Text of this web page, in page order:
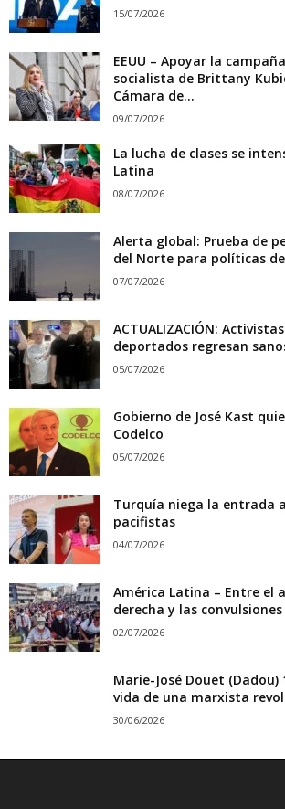
15/07/2026
EEUU – Apoyar la
socialista de Brittany
Cámara de...
09/07/2026
La lucha de clases se
Latina
08/07/2026
Alerta global: Prueba de
del Norte para políticas
07/07/2026
ACTUALIZACIÓN:
deportados regresan
05/07/2026
Gobierno de José Kast
Codelco
05/07/2026
Turquía niega la entrada
pacifistas
04/07/2026
América Latina – Entre el
derecha y las
02/07/2026
Marie-José Douet (Dadou)
vida de una marxista
30/06/2026